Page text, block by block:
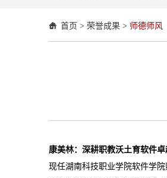
首页 > 荣誉成果 > 师德师风
康美林：深耕职教沃土育软件
现任湖南科技职业学院软件学